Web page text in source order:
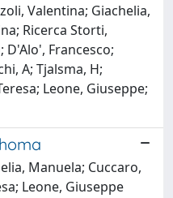
Valentina; Giachelia,
Ricerca Storti,
D'Alo', Francesco;
A; Tjalsma, H;
Leone, Giuseppe;
Manuela; Cuccaro,
Leone, Giuseppe